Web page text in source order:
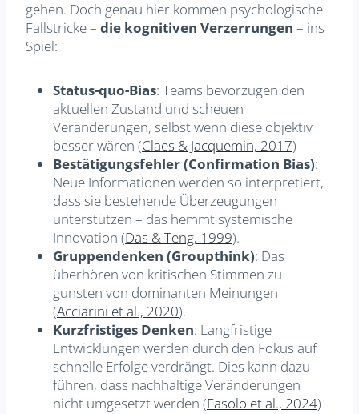
gehen. Doch genau hier kommen psychologische
Fallstricke – die kognitiven Verzerrungen – ins
Spiel:
Status-quo-Bias: Teams bevorzugen den
aktuellen Zustand und scheuen
Veränderungen, selbst wenn diese objektiv
besser wären (Claes & Jacquemin, 2017)
Bestätigungsfehler (Confirmation Bias):
Neue Informationen werden so interpretiert,
dass sie bestehende Überzeugungen
unterstützen – das hemmt systemische
Innovation (Das & Teng, 1999).
Gruppendenken (Groupthink): Das
überhören von kritischen Stimmen zu
gunsten von dominanten Meinungen
(Acciarini et al., 2020).
Kurzfristiges Denken: Langfristige
Entwicklungen werden durch den Fokus auf
schnelle Erfolge verdrängt. Dies kann dazu
führen, dass nachhaltige Veränderungen
nicht umgesetzt werden (Fasolo et al., 2024)